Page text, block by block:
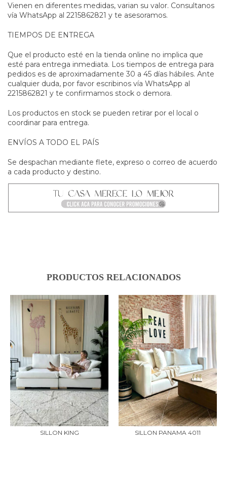
Vienen en diferentes medidas, varian su valor. Consultanos
vía WhatsApp al 2215862821 y te asesoramos.
TIEMPOS DE ENTREGA
Que el producto esté en la tienda online no implica que
esté para entrega inmediata. Los tiempos de entrega para
pedidos es de aproximadamente 30 a 45 días hábiles. Ante
cualquier duda, por favor escribinos vía WhatsApp al
2215862821 y te confirmamos stock o demora.
Los productos en stock se pueden retirar por el local o
coordinar para entrega.
ENVÍOS A TODO EL PAÍS
Se despachan mediante flete, expreso o correo de acuerdo
a cada producto y destino.
PRODUCTOS RELACIONADOS
SILLON KING SILLON PANAMA 4011